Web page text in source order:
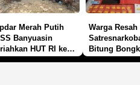
Merah Putih
Banyuasin
HUT RI ke-
Warga
Bitung